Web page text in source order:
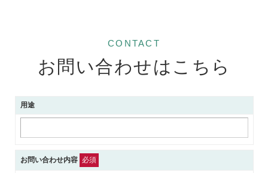
CONTACT
お問い合わせはこちら
用途
お問い合わせ内容 必須